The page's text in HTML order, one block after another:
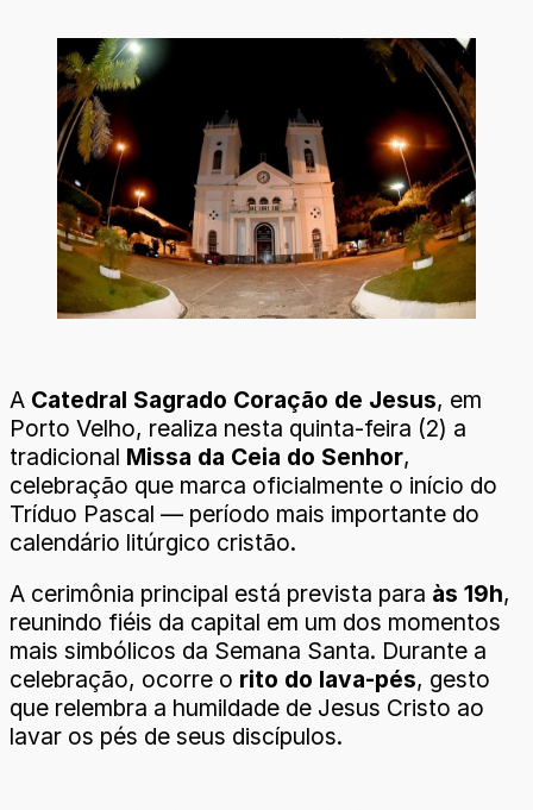
A Catedral Sagrado Coração de Jesus, em
Porto Velho, realiza nesta quinta-feira (2) a
tradicional Missa da Ceia do Senhor,
celebração que marca oficialmente o início do
Tríduo Pascal — período mais importante do
calendário litúrgico cristão.
A cerimônia principal está prevista para às 19h,
reunindo fiéis da capital em um dos momentos
mais simbólicos da Semana Santa. Durante a
celebração, ocorre o rito do lava-pés, gesto
que relembra a humildade de Jesus Cristo ao
lavar os pés de seus discípulos.